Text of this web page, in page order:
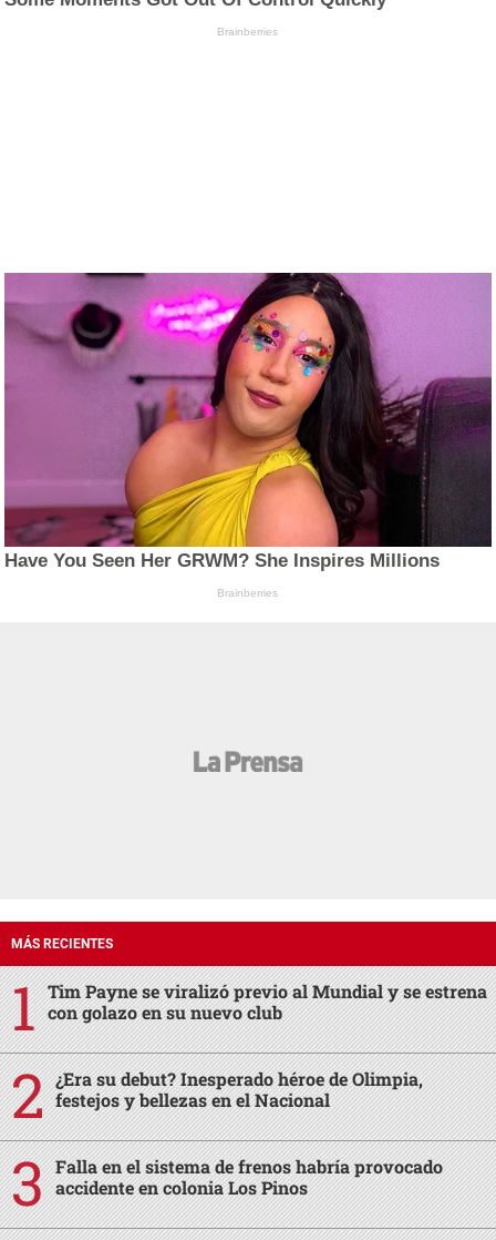
Brainberries
Have You Seen Her GRWM? She Inspires Millions
Brainberries
MÁS RECIENTES
Tim Payne se viralizó previo al Mundial y se estrena
con golazo en su nuevo club
¿Era su debut? Inesperado héroe de Olimpia,
festejos y bellezas en el Nacional
Falla en el sistema de frenos habría provocado
accidente en colonia Los Pinos